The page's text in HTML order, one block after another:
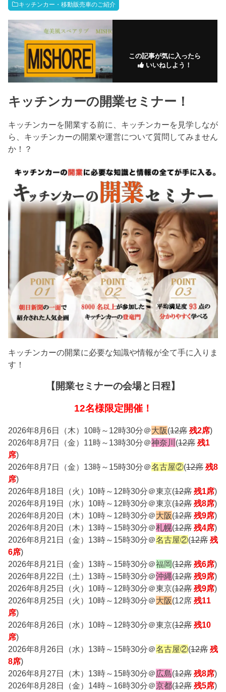
キッチンカー・移動販売車のご紹介
この記事が気に入ったら
いいねしよう！
キッチンカーの開業セミナー！
キッチンカーを開業する前に、キッチンカーを見学しなが
ら、キッチンカーの開業や運営について質問してみません
か！？
キッチンカーの開業に必要な知識や情報が全て手に入りま
す！
【開業セミナーの会場と日程】
12名様限定開催！
2026年8月6日（木）10時～12時30分＠大阪(12席 残2席)
2026年8月7日（金）11時～13時30分＠神奈川 (12席 残1
席)
2026年8月7日（金）13時～15時30分＠名古屋②(12席 残8
席)
2026年8月18日（火）10時～12時30分＠東京(12席 残1席)
2026年8月19日（水）10時～12時30分＠東京(12席 残8席)
2026年8月20日（木）10時～12時30分＠大阪(12席 残9席)
2026年8月20日（木）13時～15時30分＠札幌(12席 残4席)
2026年8月21日（金）13時～15時30分＠名古屋②(12席 残
6席)
2026年8月21日（金）13時～15時30分＠福岡(12席 残6席)
2026年8月22日（土）13時～15時30分＠沖縄(12席 残9席)
2026年8月25日（火）10時～12時30分＠東京(12席 残9席)
2026年8月25日（火）10時～12時30分＠大阪(12席 残11
席)
2026年8月26日（水）10時～12時30分＠東京(12席 残10
席)
2026年8月26日（水）13時～15時30分＠名古屋②(12席 残
8席)
2026年8月27日（木）13時～15時30分＠ 広島(12席 残8席)
2026年8月28日（金）14時～16時30分＠京都(12席 残5席)